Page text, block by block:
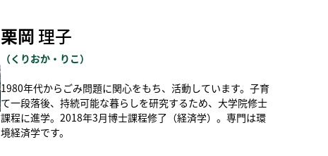
栗岡 理子
（くりおか・りこ）
1980年代からごみ問題に関心をもち、活動しています。子育
て一段落後、持続可能な暮らしを研究するため、大学院修士
課程に進学。2018年3月博士課程修了（経済学）。専門は環
境経済学です。